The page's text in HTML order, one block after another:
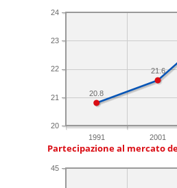
1991 2001
20
21
22
23
24
21.6
20.8
Partecipazione al mercato
45